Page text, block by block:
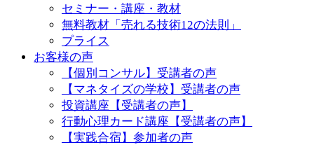
セミナー・講座・教材
無料教材「売れる技術12の法則」
プライス
お客様の声
【個別コンサル】受講者の声
【マネタイズの学校】受講者の声
投資講座【受講者の声】
行動心理カード講座【受講者の声】
【実践合宿】参加者の声